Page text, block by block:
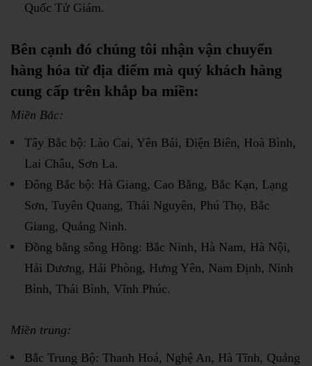
Quốc Tử Giám.
Bên cạnh đó chúng tôi nhận vận chuyển
hàng hóa từ địa điểm mà quý khách hàng
cung cấp trên khắp ba miền:
Miền Bắc:
Tây Bắc bộ: Lào Cai, Yên Bái, Điện Biên, Hoà Bình,
Lai Châu, Sơn La.
Đông Bắc bộ: Hà Giang, Cao Bằng, Bắc Kạn, Lạng
Sơn, Tuyên Quang, Thái Nguyên, Phú Thọ, Bắc
Giang, Quảng Ninh.
Đồng bằng sông Hồng: Bắc Ninh, Hà Nam, Hà Nội,
Hải Dương, Hải Phòng, Hưng Yên, Nam Định, Ninh
Bình, Thái Bình, Vĩnh Phúc.
Miền trung:
Bắc Trung Bộ: Thanh Hoá, Nghệ An, Hà Tĩnh, Quảng